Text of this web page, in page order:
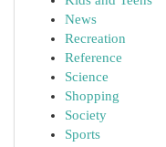
News
Recreation
Reference
Science
Shopping
Society
Sports